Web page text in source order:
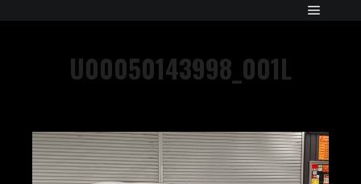
U00050143998_001L